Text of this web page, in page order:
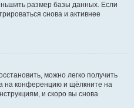
размер базы данных. Если
снова и активнее
можно легко получить
на конференцию и щёлкните на
и скоро вы снова